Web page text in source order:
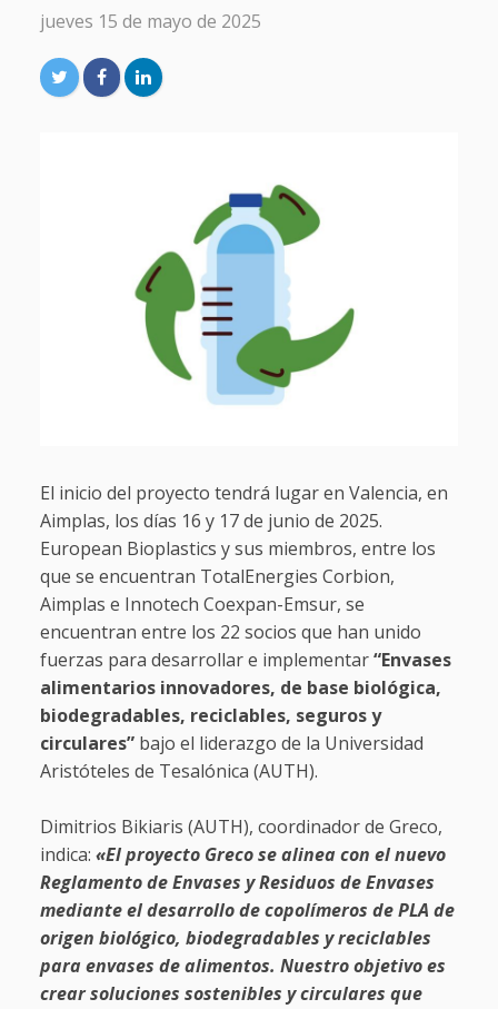
jueves 15 de mayo de 2025
El inicio del proyecto tendrá lugar en Valencia, en
Aimplas, los días 16 y 17 de junio de 2025.
European Bioplastics y sus miembros, entre los
que se encuentran TotalEnergies Corbion,
Aimplas e Innotech Coexpan-Emsur, se
encuentran entre los 22 socios que han unido
fuerzas para desarrollar e implementar“Envases
alimentarios innovadores, de base biológica,
biodegradables, reciclables, seguros y
circulares”bajo el liderazgo de la Universidad
Aristóteles de Tesalónica (AUTH).
Dimitrios Bikiaris (AUTH), coordinador de Greco,
indica: «El proyecto Greco se alinea con el nuevo
Reglamento de Envases y Residuos de Envases
mediante el desarrollo de copolímeros de PLA de
origen biológico, biodegradables y reciclables
para envases de alimentos. Nuestro objetivo es
crear soluciones sostenibles y circulares que